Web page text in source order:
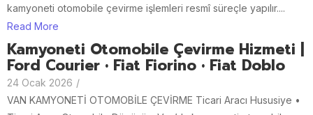
kamyoneti otomobile çevirme işlemleri resmî süreçle yapılır....
Read More
Kamyoneti Otomobile Çevirme Hizmeti |
Ford Courier • Fiat Fiorino • Fiat Doblo
24 Ocak 2026 /
VAN KAMYONETİ OTOMOBİLE ÇEVİRME Ticari Aracı Hususiye •